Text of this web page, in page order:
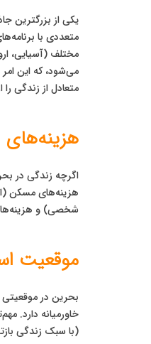
یکی از بزرگترین
مختلف (آسیایی،
می‌شود، که این امر
متعادل از زندگی
اگرچه زندگی در
هزینه‌های مسکن
شخصی) و
موقعیت
(با سبک زندگی